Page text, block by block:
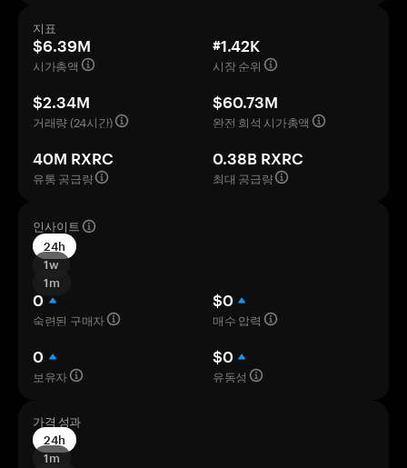
지표
$6.39M
시가총액
#1.42K
시장 순위
$2.34M
거래량 (24시간)
$60.73M
완전 희석 시가총액
40M RXRC
유통 공급량
0.38B RXRC
최대 공급량
인사이트
24h
1w
1m
0
숙련된 구매자
$0
매수 압력
0
보유자
$0
유동성
가격 성과
24h
1m